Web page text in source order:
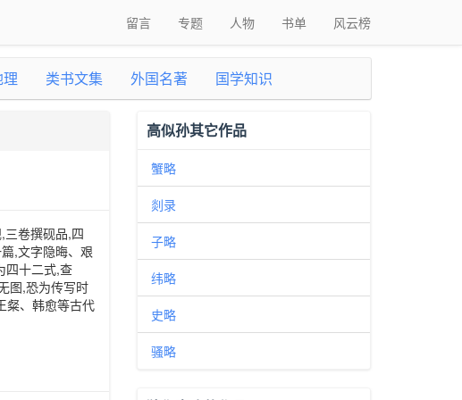
留言 专题 人物 书单 风云榜
类书文集 外国名著 国学知识
卷撰砚品,四
,文字隐晦、艰
四十二式,查
图,恐为传写时
粲、韩愈等古代
高似孙其它作品
蟹略
剡录
子略
纬略
史略
骚略